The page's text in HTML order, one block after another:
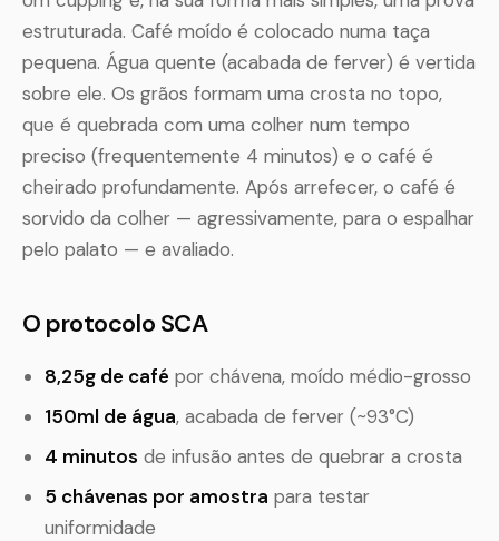
estruturada. Café moído é colocado numa taça
pequena. Água quente (acabada de ferver) é vertida
sobre ele. Os grãos formam uma crosta no topo,
que é quebrada com uma colher num tempo
preciso (frequentemente 4 minutos) e o café é
cheirado profundamente. Após arrefecer, o café é
sorvido da colher — agressivamente, para o espalhar
pelo palato — e avaliado.
O protocolo SCA
8,25g de café por chávena, moído médio-grosso
150ml de água, acabada de ferver (~93°C)
4 minutos de infusão antes de quebrar a crosta
5 chávenas por amostra para testar
uniformidade